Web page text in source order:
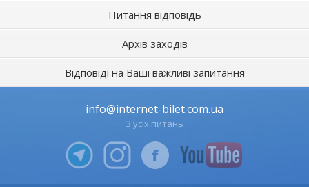
Питання відповідь
Архів заходів
Відповіді на Ваші важливі запитання
info@internet-bilet.com.ua
З усіх питань